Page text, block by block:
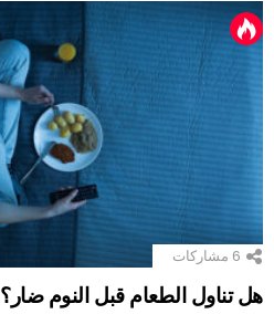
6 مشاركات
هل تناول الطعام قبل النوم ضار؟